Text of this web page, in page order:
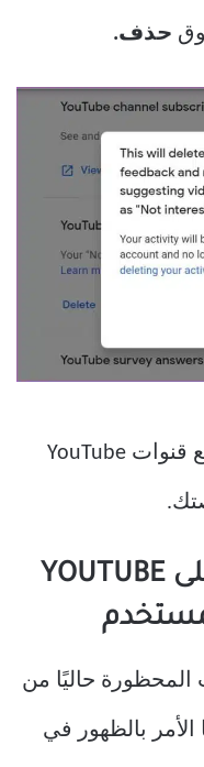
حذف.
سيؤدي هذا إلى إلغاء حظر جميع قنوات YouTube
الطريقة 2: حظر قناة على YOUTUBE
المحظورة حاليًا من
بالظهور في